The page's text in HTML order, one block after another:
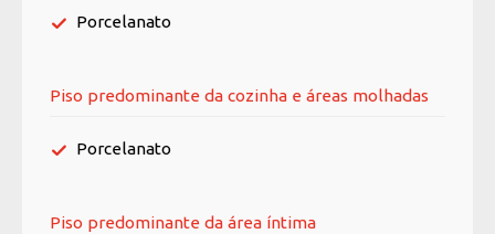
Porcelanato
Piso predominante da cozinha e áreas molhadas
Porcelanato
Piso predominante da área íntima